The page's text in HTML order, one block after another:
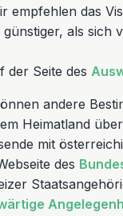
empfehlen das
als sich
der Seite des
andere
Heimatland
mit
des